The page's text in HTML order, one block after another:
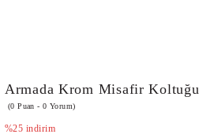
Armada Krom Misafir Koltuğu
(0 Puan - 0 Yorum)
%25 indirim